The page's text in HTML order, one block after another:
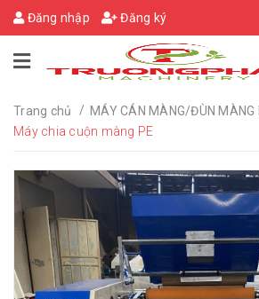
Đăng nhập Đăng ký
Trang chủ / MÁY CÁN MÀNG/ĐÙN MÀNG
Máy chia cuộn màng PE